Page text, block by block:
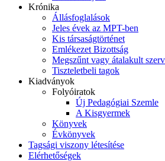
Krónika
Állásfoglalások
Jeles évek az MPT-ben
Kis társaságtörténet
Emlékezet Bizottság
Megszűnt vagy átalakult
Tiszteletbeli tagok
Kiadványok
Folyóiratok
Új Pedagógiai Szemle
A Kisgyermek
Könyvek
Évkönyvek
Tagsági viszony létesítése
Elérhetőségek